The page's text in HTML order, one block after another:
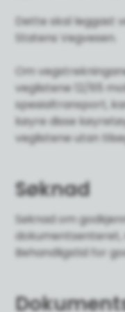
Dette skal leggast
Statens Vegvesen.
Om
veglistene 12/65
spesialtransport,
køyre disse
veglistene utan
Søknad
Søknad om
dokumentsenteret,
Behandligstid for